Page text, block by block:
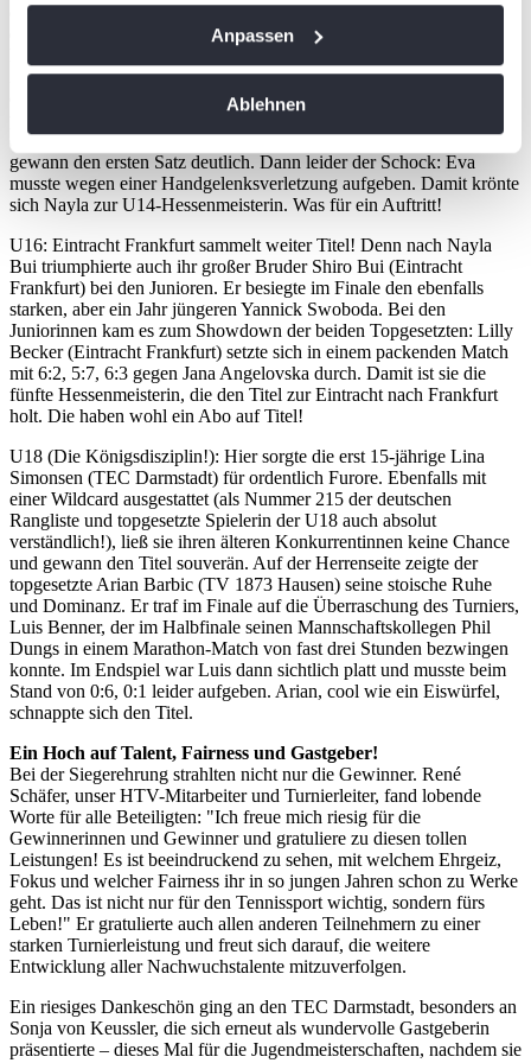
Wenn Sie es erlauben, würden wir auch gerne:
bestimmten Merkmalen (Fingerprinting) identifizieren
Erfahren Sie mehr darüber, wie Ihre persönlichen Daten
Abschnitt Einzelheitenfest.
Wir verwenden Cookies, um Inhalte und Anzeigen zu
personalisieren, Funktionen für soziale Medien anbieten
zu können und die Zugriffe auf unsere Website zu
analysieren. Außerdem geben wir Informationen zu Ihrer
soziale Medien, Werbung und Analysen weiter. Unsere
Partner führen diese Informationen möglicherweise mit
weiteren Daten zusammen, die Sie ihnen bereitgestellt
haben oder die sie im Rahmen Ihrer Nutzung der Dienste
gesammelt haben. DieCookie-Einstellungenkönnen
jederzeit über den Link im Footer aufgerufen und
angepasst werden.
Anpassen
Ablehnen
(Eintracht Frankfurt) souverän ab. Bei den Juniorinnen wurde es
dann dramatisch: Topfavoritin Vivien Gipp musste
Zwei gesetzten Eva Steiner und der noch 12-jährigen Nayla Bui
(Eintracht Frankfurt), die eigentlich noch U13 spielen könnte, aber
eindrucksvoll, warum sie auch in der älteren Konkurrenz mitmischt,
gewann den ersten Satz deutlich. Dann leider der Schock: Eva
musste wegen einer Handgelenksverletzung aufgeben. Damit krönte
sich Nayla zur U14-Hessenmeisterin. Was für ein Auftritt!
U16: Eintracht Frankfurt sammelt weiter Titel! Denn nach Nayla
Bui triumphierte auch ihr großer Bruder Shiro Bui (Eintracht
Frankfurt) bei den Junioren. Er besiegte im Finale den ebenfalls
starken, aber ein Jahr jüngeren Yannick Swoboda. Bei den
Juniorinnen kam es zum Showdown der beiden Topgesetzten: Lilly
Becker (Eintracht Frankfurt) setzte sich in einem packenden Match
mit 6:2, 5:7, 6:3 gegen Jana Angelovska durch. Damit ist sie die
fünfte Hessenmeisterin, die den Titel zur Eintracht nach Frankfurt
holt. Die haben wohl ein Abo auf Titel!
U18 (Die Königsdisziplin!): Hier sorgte die erst 15-jährige Lina
Simonsen (TEC Darmstadt) für ordentlich Furore. Ebenfalls mit
einer Wildcard ausgestattet (als Nummer 215 der deutschen
Rangliste und topgesetzte Spielerin der U18 auch absolut
verständlich!), ließ sie ihren älteren Konkurrentinnen keine Chance
und gewann den Titel souverän. Auf der Herrenseite zeigte der
topgesetzte Arian Barbic (TV 1873 Hausen) seine stoische Ruhe
und Dominanz. Er traf im Finale auf die Überraschung des Turniers,
Luis Benner, der im Halbfinale seinen Mannschaftskollegen Phil
Dungs in einem Marathon-Match von fast drei Stunden bezwingen
konnte. Im Endspiel war Luis dann sichtlich platt und musste beim
Stand von 0:6, 0:1 leider aufgeben. Arian, cool wie ein Eiswürfel,
schnappte sich den Titel.
Ein Hoch auf Talent, Fairness und Gastgeber!
Bei der Siegerehrung strahlten nicht nur die Gewinner. René
Schäfer, unser HTV-Mitarbeiter und Turnierleiter, fand lobende
Worte für alle Beteiligten: "Ich freue mich riesig für die
Gewinnerinnen und Gewinner und gratuliere zu diesen tollen
Leistungen! Es ist beeindruckend zu sehen, mit welchem Ehrgeiz,
Fokus und welcher Fairness ihr in so jungen Jahren schon zu Werke
geht. Das ist nicht nur für den Tennissport wichtig, sondern fürs
Leben!" Er gratulierte auch allen anderen Teilnehmern zu einer
starken Turnierleistung und freut sich darauf, die weitere
Entwicklung aller Nachwuchstalente mitzuverfolgen.
Ein riesiges Dankeschön ging an den TEC Darmstadt, besonders an
Sonja von Keussler, die sich erneut als wundervolle Gastgeberin
präsentierte – dieses Mal für die Jugendmeisterschaften, nachdem sie